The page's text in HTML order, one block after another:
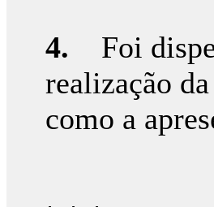
4. Foi
realização
como a